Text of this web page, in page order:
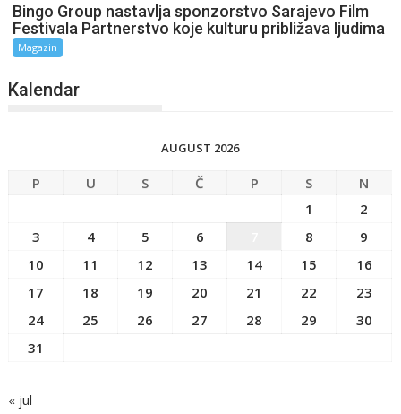
Bingo Group nastavlja sponzorstvo Sarajevo Film
Festivala Partnerstvo koje kulturu približava ljudima
Magazin
Kalendar
AUGUST 2026
P U S Č P S
N
1
2
3
4 5 6 8
9
10
11 12 13 14 15
16
17
18 19 20 21 22
23
24
25 26 27 28 29
30
31
« jul